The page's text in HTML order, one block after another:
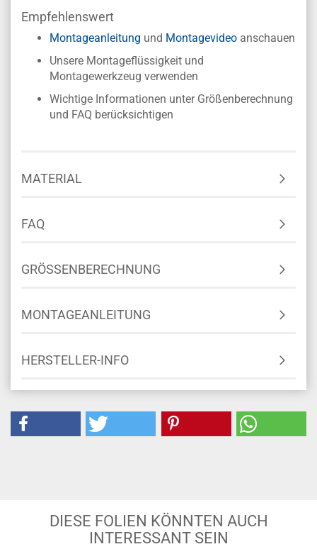
Empfehlenswert
Montageanleitung und Montagevideo anschauen
Unsere Montageflüssigkeit und
Montagewerkzeug verwenden
Wichtige Informationen unter Größenberechnung
und FAQ berücksichtigen
MATERIAL
FAQ
GRÖSSENBERECHNUNG
MONTAGEANLEITUNG
HERSTELLER-INFO
DIESE FOLIEN KÖNNTEN AUCH
INTERESSANT SEIN